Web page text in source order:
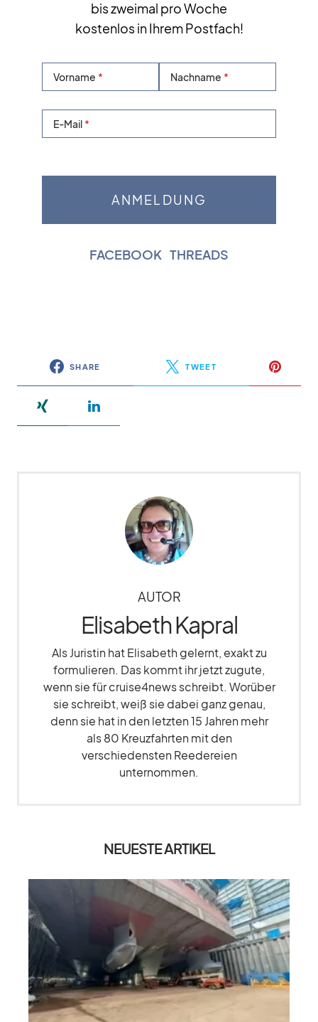
bis zweimal pro Woche
kostenlos in Ihrem Postfach!
Vorname Nachname
E-Mail
FACEBOOK THREADS
SHARE TWEET
AUTOR
Elisabeth Kapral
Als Juristin hat Elisabeth gelernt, exakt zu
formulieren. Das kommt ihr jetzt zugute,
wenn sie für cruise4news schreibt. Worüber
sie schreibt, weiß sie dabei ganz genau,
denn sie hat in den letzten 15 Jahren mehr
als 80 Kreuzfahrten mit den
verschiedensten Reedereien
unternommen.
NEUESTE ARTIKEL